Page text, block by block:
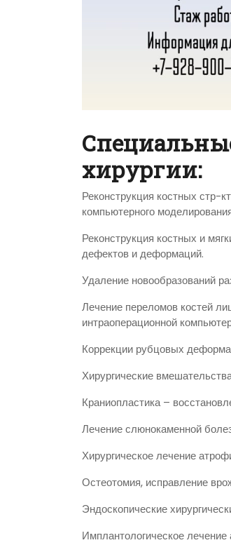
хирургии:
Реконструкция костных стр-
компьютерного
Реконструкция костных и
дефектов и деформаций.
Удаление новообразований
Лечение переломов костей
интраоперационной
Коррекции рубцовых
Хирургические
Краниопластика –
Лечение слюнокаменной
Хирургическое лечение
Остеотомия, исправление
Эндоскопические
Имплантологическое лечение